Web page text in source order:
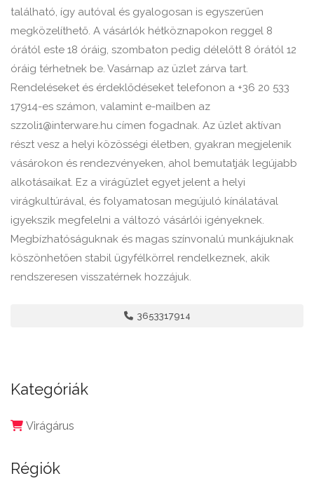
található, így autóval és gyalogosan is egyszerűen
megközelíthető. A vásárlók hétköznapokon reggel 8
órától este 18 óráig, szombaton pedig délelőtt 8 órától 12
óráig térhetnek be. Vasárnap az üzlet zárva tart.
Rendeléseket és érdeklődéseket telefonon a +36 20 533
17914-es számon, valamint e-mailben az
szzoli1@interware.hu címen fogadnak. Az üzlet aktívan
részt vesz a helyi közösségi életben, gyakran megjelenik
vásárokon és rendezvényeken, ahol bemutatják legújabb
alkotásaikat. Ez a virágüzlet egyet jelent a helyi
virágkultúrával, és folyamatosan megújuló kínálatával
igyekszik megfelelni a változó vásárlói igényeknek.
Megbízhatóságuknak és magas színvonalú munkájuknak
köszönhetően stabil ügyfélkörrel rendelkeznek, akik
rendszeresen visszatérnek hozzájuk.
3653317914
Kategóriák
Virágárus
Régiók